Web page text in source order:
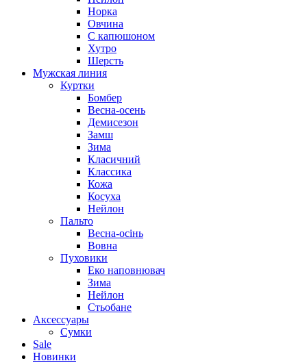
Норка
Овчина
С капюшоном
Хутро
Шерсть
Мужская линия
Куртки
Бомбер
Весна-осень
Демисезон
Замш
Зима
Класичний
Классика
Кожа
Косуха
Нейлон
Пальто
Весна-осінь
Вовна
Пуховики
Еко наповнювач
Зима
Нейлон
Стьобане
Аксессуары
Сумки
Sale
Новинки